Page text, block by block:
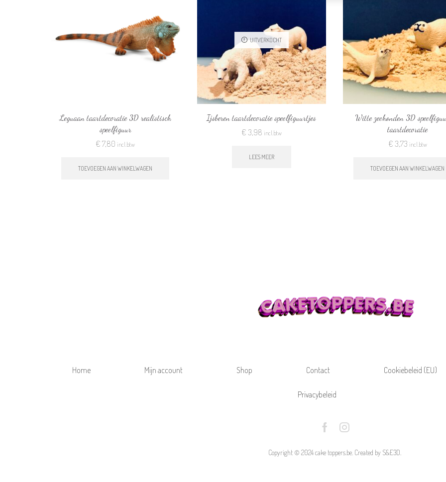
Leguaan taartdecoratie 3D realistisch
speelfiguur
€ 7,80 incl.btw
TOEVOEGEN AAN WINKELWAGEN
UITVERKOCHT
Ijsberen taartdecoratie speelfiguurtjes
€ 3,98 incl.btw
LEES MEER
Witte zeehonden 3D
taartdecoratie
€ 3,73 incl.btw
TOEVOEGEN AAN WINKELWAGEN
Home Mijn account Shop Contact Cookiebeleid (EU)
Privacybeleid
FacebookInstagram
Copyright © 2024 cake toppers.be. Created by S&E3D.